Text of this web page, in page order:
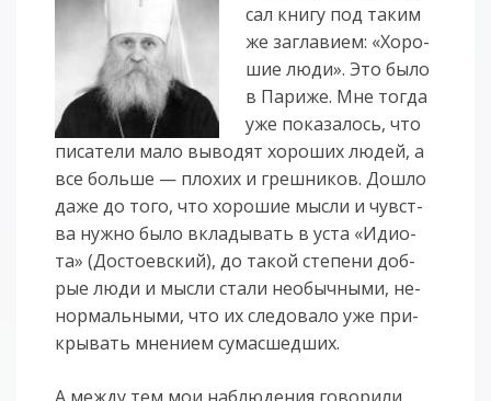
сал кни­гу под та­ким
же за­гла­ви­ем: «Хо­ро­
шие лю­ди». Это бы­ло
в Па­ри­же. Мне то­гда
уже по­ка­за­лось, что
пи­са­те­ли ма­ло вы­во­дят хо­ро­ших лю­дей, а
все боль­ше — пло­хих и греш­ни­ков. До­шло
да­же до то­го, что хо­ро­шие мыс­ли и чувст­
ва нуж­но бы­ло вкла­ды­вать в ус­та «Иди­о­
та» (Дос­то­евс­кий), до та­кой сте­пе­ни доб­
рые лю­ди и мы­сли ста­ли не­о­быч­ны­ми, не­
нор­маль­ны­ми, что их сле­до­ва­ло уже при­
кры­вать мне­ни­ем су­ма­сшед­ших.